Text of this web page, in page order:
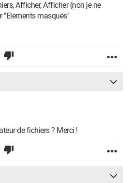
Afficher, Afficher (non je ne
"Elements masqués"
de fichiers ? Merci !